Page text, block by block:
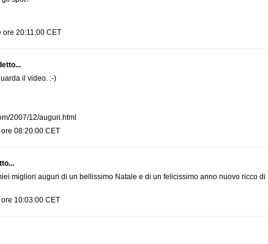
20:11:00 CET
il video. :-)
2007/12/auguri.html
08:20:00 CET
migliori auguri di un bellissimo Natale e di un felicissimo anno nuovo ricco di
10:03:00 CET